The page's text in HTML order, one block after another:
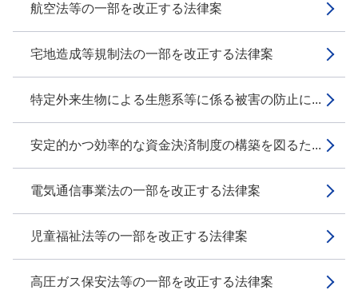
航空法等の一部を改正する法律案
宅地造成等規制法の一部を改正する法律案
特定外来生物による生態系等に係る被害の防止に...
安定的かつ効率的な資金決済制度の構築を図るた...
電気通信事業法の一部を改正する法律案
児童福祉法等の一部を改正する法律案
高圧ガス保安法等の一部を改正する法律案